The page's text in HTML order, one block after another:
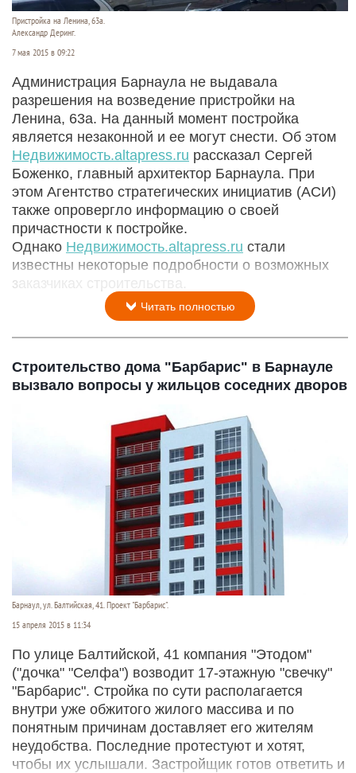
Пристройка на Ленина, 63а.
Александр Деринг.
7 мая 2015 в 09:22
Администрация Барнаула не выдавала
разрешения на возведение пристройки на
Ленина, 63а. На данный момент постройка
является незаконной и ее могут снести. Об этом
Недвижимость.altapress.ru рассказал Сергей
Боженко, главный архитектор Барнаула. При
этом Агентство стратегических инициатив (АСИ)
также опровергло информацию о своей
причастности к постройке.
Однако Недвижимость.altapress.ru стали
известны некоторые подробности о возможных
заказчиках строительства.
Читать полностью
Строительство дома "Барбарис" в Барнауле
вызвало вопросы у жильцов соседних дворов
Барнаул, ул. Балтийская, 41. Проект "Барбарис".
15 апреля 2015 в 11:34
По улице Балтийской, 41 компания "Этодом"
("дочка" "Селфа") возводит 17-этажную "свечку"
"Барбарис". Стройка по сути располагается
внутри уже обжитого жилого массива и по
понятным причинам доставляет его жителям
неудобства. Последние протестуют и хотят,
чтобы их услышали. Застройщик готов ответить и